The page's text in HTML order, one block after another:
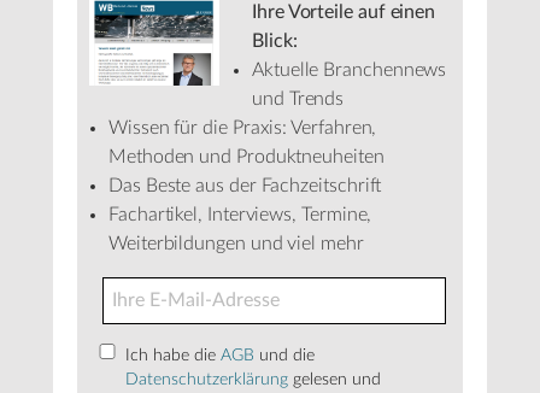
Ihre Vorteile auf einen
Blick:
Aktuelle Branchennews
und Trends
Wissen für die Praxis: Verfahren,
Methoden und Produktneuheiten
Das Beste aus der Fachzeitschrift
Fachartikel, Interviews, Termine,
Weiterbildungen und viel mehr
Ich habe die AGB und die
Datenschutzerklärung gelesen und